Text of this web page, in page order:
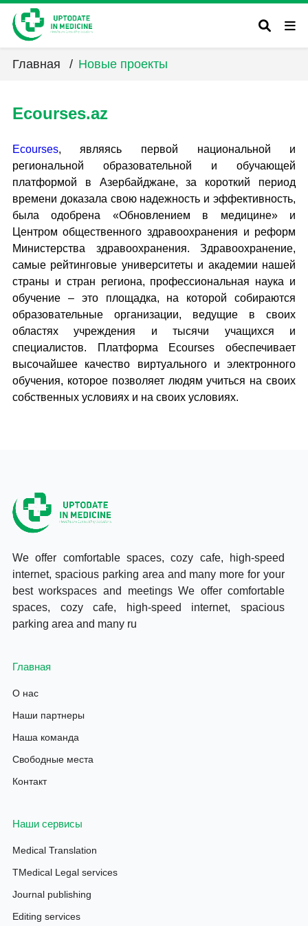
Главная / Новые проекты
Ecourses.az
Ecourses, являясь первой национальной и
региональной образовательной и обучающей
платформой в Азербайджане, за короткий период
времени доказала свою надежность и эффективность,
была одобрена «Обновлением в медицине» и
Центром общественного здравоохранения и реформ
Министерства здравоохранения. Здравоохранение,
самые рейтинговые университеты и академии нашей
страны и стран региона, профессиональная наука и
обучение – это площадка, на которой собираются
образовательные организации, ведущие в своих
областях учреждения и тысячи учащихся и
специалистов. Платформа Ecourses обеспечивает
высочайшее качество виртуального и электронного
обучения, которое позволяет людям учиться на своих
собственных условиях и на своих условиях.
We offer comfortable spaces, cozy cafe, high-speed
internet, spacious parking area and many more for your
best workspaces and meetings We offer comfortable
spaces, cozy cafe, high-speed internet, spacious
parking area and many ru
Главная
О нас
Наши партнеры
Наша команда
Свободные места
Контакт
Наши сервисы
Medical Translation
TMedical Legal services
Journal publishing
Editing services